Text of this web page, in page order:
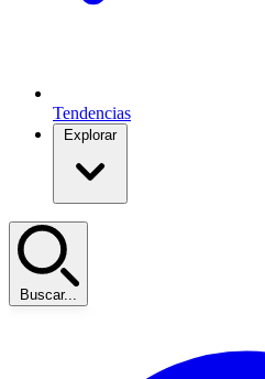
Tendencias
Explorar
Buscar...